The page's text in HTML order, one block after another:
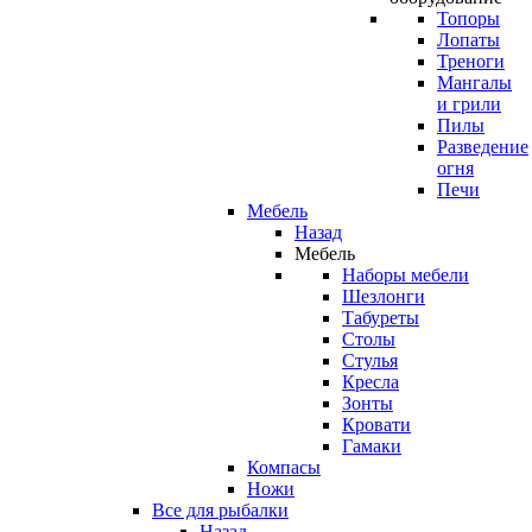
Топоры
Лопаты
Треноги
Мангалы
и грили
Пилы
Разведение
огня
Печи
Мебель
Назад
Мебель
Наборы мебели
Шезлонги
Табуреты
Столы
Стулья
Кресла
Зонты
Кровати
Гамаки
Компасы
Ножи
Все для рыбалки